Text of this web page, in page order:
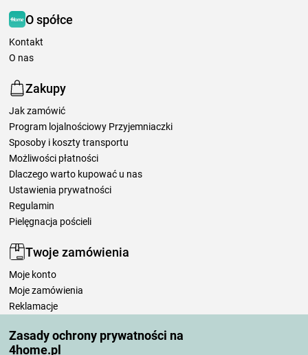
Zasady ochrony prywatności na
4home.pl
O spółce
Kontakt
O nas
Zakupy
Jak zamówić
Program lojalnościowy Przyjemniaczki
Sposoby i koszty transportu
Możliwości płatności
Dlaczego warto kupować u nas
Ustawienia prywatności
Regulamin
Pielęgnacja pościeli
Twoje zamówienia
Moje konto
Moje zamówienia
Reklamacje
Zasady przetwarzania recenzji